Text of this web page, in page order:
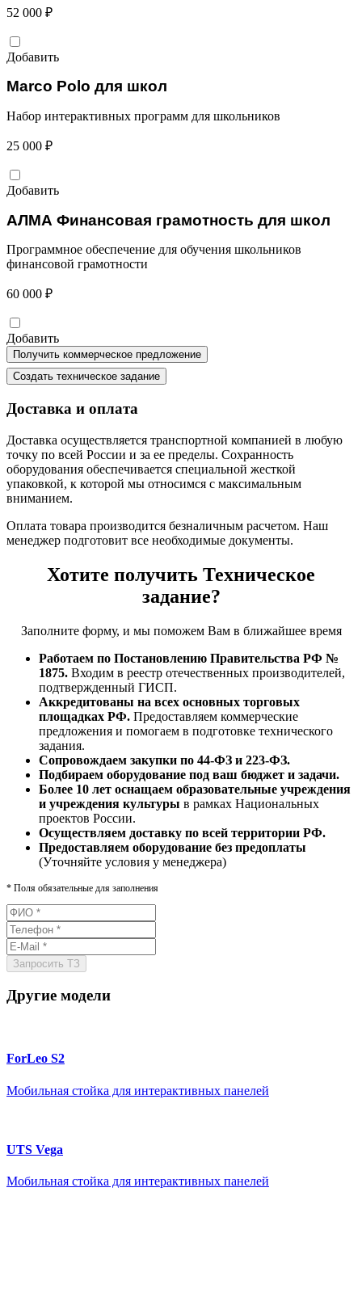
52 000 ₽
Добавить
Marco Polo для школ
Набор интерактивных программ для школьников
25 000 ₽
Добавить
АЛМА Финансовая грамотность для школ
Программное обеспечение для обучения школьников
финансовой грамотности
60 000 ₽
Добавить
Доставка и оплата
Доставка осуществляется транспортной компанией в любую
точку по всей России и за ее пределы. Сохранность
оборудования обеспечивается специальной жесткой
упаковкой, к которой мы относимся с максимальным
вниманием.
Оплата товара производится безналичным расчетом. Наш
менеджер подготовит все необходимые документы.
Хотите получить Техническое
задание?
Заполните форму, и мы поможем Вам в ближайшее время
Работаем по Постановлению Правительства РФ №
1875. Входим в реестр отечественных производителей,
подтвержденный ГИСП.
Аккредитованы на всех основных торговых
площадках РФ. Предоставляем коммерческие
предложения и помогаем в подготовке технического
задания.
Сопровождаем закупки по 44-ФЗ и 223-ФЗ.
Подбираем оборудование под ваш бюджет и задачи.
Более 10 лет оснащаем образовательные учреждения
и учреждения культуры в рамках Национальных
проектов России.
Осуществляем доставку по всей территории РФ.
Предоставляем оборудование без предоплаты
(Уточняйте условия у менеджера)
* Поля обязательные для заполнения
Другие модели
ForLeo S2
Мобильная стойка для интерактивных панелей
UTS Vega
Мобильная стойка для интерактивных панелей